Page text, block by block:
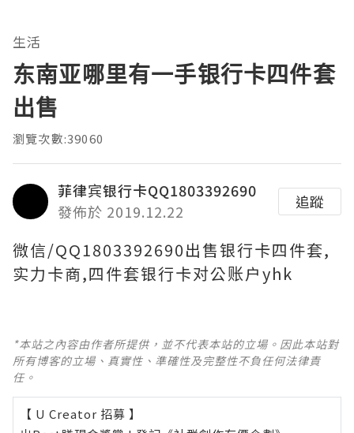
生活
东南亚哪里有一手银行卡四件套
出售
瀏覽次數:39060
菲律宾银行卡QQ1803392690
發佈於 2019.12.22
追蹤
微信/QQ1803392690出售银行卡四件套,
实力卡商,四件套银行卡对公账户yhk
*本站之內容由作者所提供，並不代表本站的立場。因此本站對
所有博客的立場、真實性、準確性及完整性不負任何法律責
任。
【 U Creator 招募 】